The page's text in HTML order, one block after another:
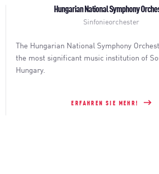
Hungarian National Symphony
Sinfonieorchester
The Hungarian National Symphony
the most significant music institution of
Hungary.
ERFAHREN SIE MEHR!